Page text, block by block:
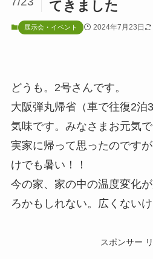
てきました
展示会・イベント 2024年7月23日
どうも。2号さんです。
大阪弾丸帰省（車で往復2泊
気味です。みなさまお元気
実家に帰って思ったのです
けでも暑い！！
今の家、家の中の温度変化
ろかもしれない。広くないけ
スポンサー